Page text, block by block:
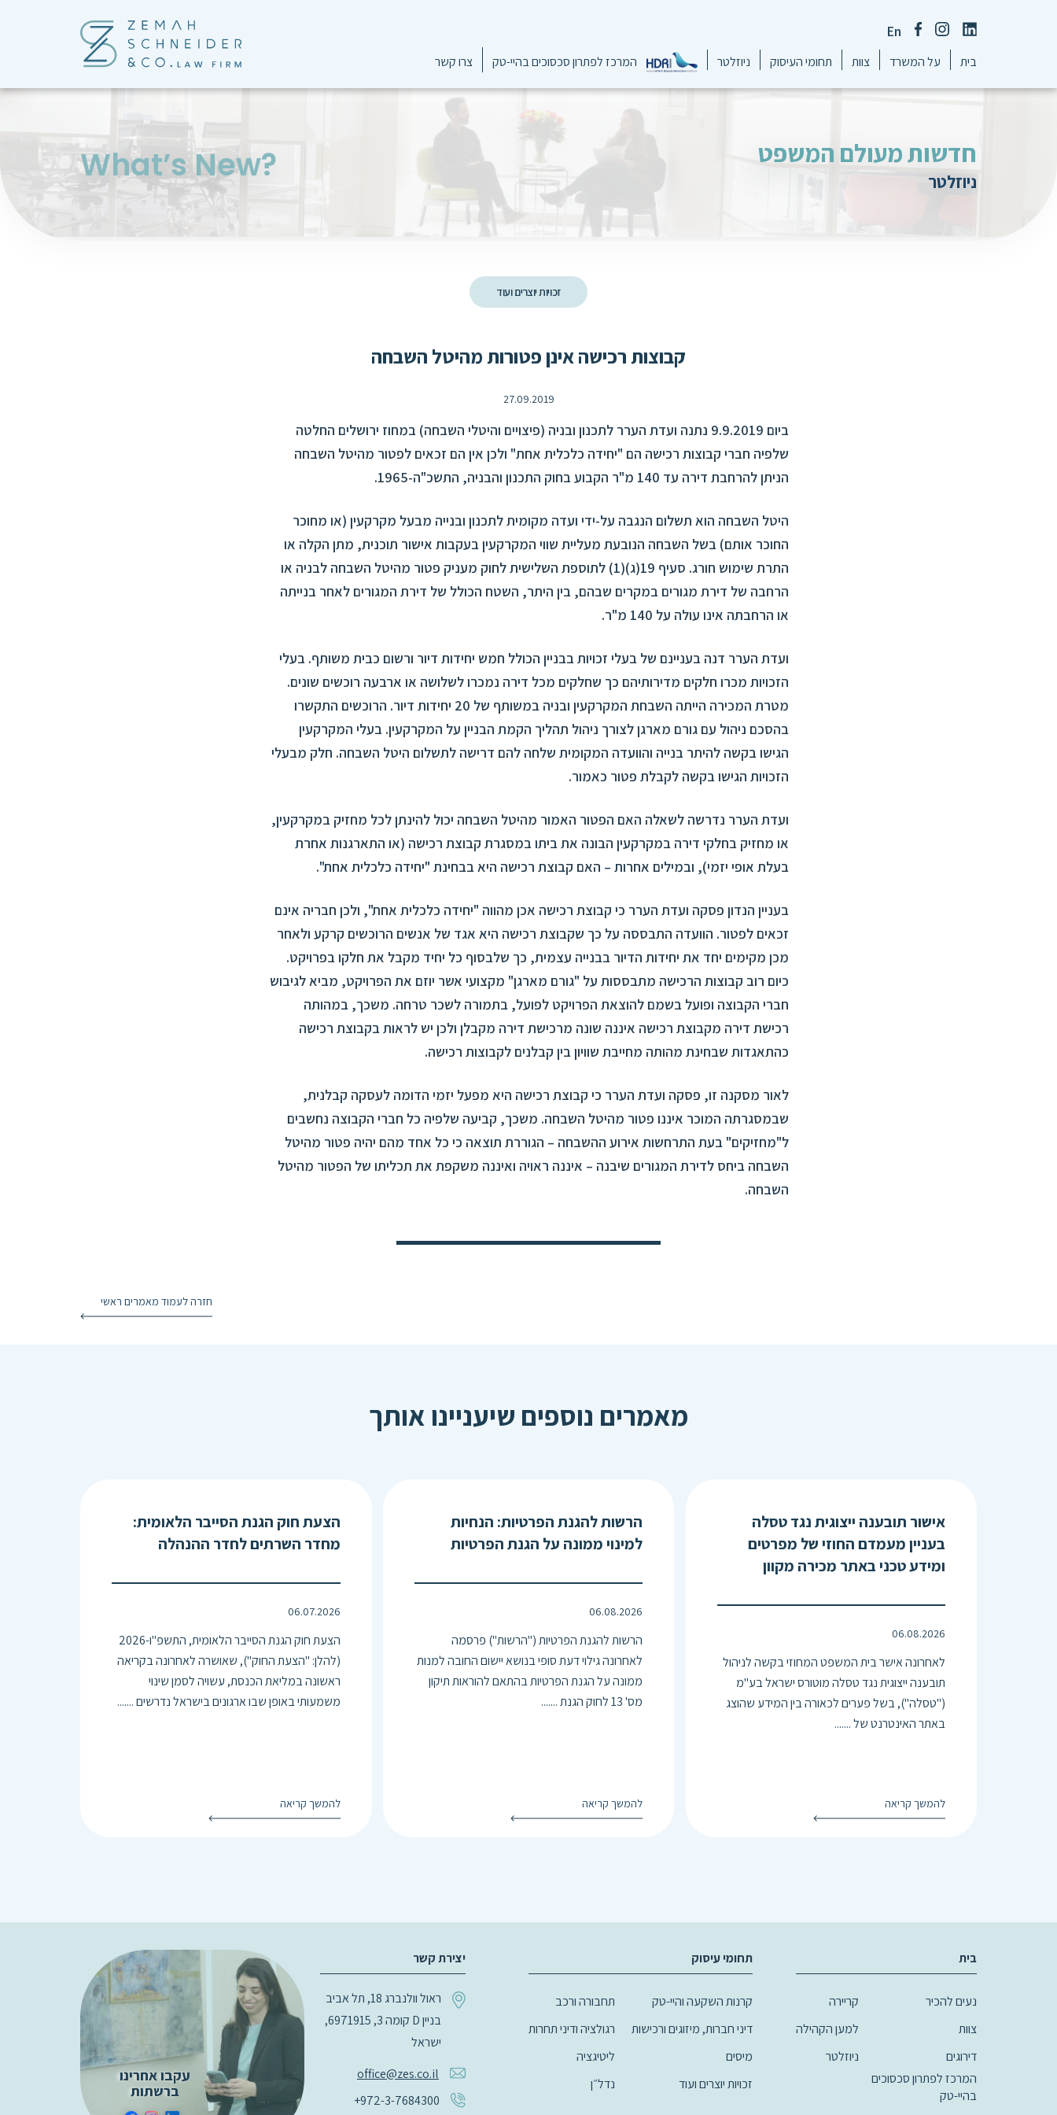
En
בית על המשרד צוות תחומי העיסוק ניוזלטר המרכז לפתרון סכסוכים בהיי-טק צרו קשר
חדשות מעולם המשפט
ניוזלטר ?What’s New
זכויות יוצרים ועוד
קבוצות רכישה אינן פטורות מהיטל השבחה
27.09.2019
ביום 9.9.2019 נתנה ועדת הערר לתכנון ובניה (פיצויים והיטלי השבחה) במחוז ירושלים החלטה
שלפיה חברי קבוצות רכישה הם "יחידה כלכלית אחת" ולכן אין הם זכאים לפטור מהיטל השבחה
הניתן להרחבת דירה עד 140 מ"ר הקבוע בחוק התכנון והבניה, התשכ"ה-1965.
היטל השבחה הוא תשלום הנגבה על-ידי ועדה מקומית לתכנון ובנייה מבעל מקרקעין (או מחוכר
החוכר אותם) בשל השבחה הנובעת מעליית שווי המקרקעין בעקבות אישור תוכנית, מתן הקלה או
התרת שימוש חורג. סעיף 19(ג)(1) לתוספת השלישית לחוק מעניק פטור מהיטל השבחה לבניה או
הרחבה של דירת מגורים במקרים שבהם, בין היתר, השטח הכולל של דירת המגורים לאחר בנייתה
או הרחבתה אינו עולה על 140 מ"ר.
ועדת הערר דנה בעניינם של בעלי זכויות בבניין הכולל חמש יחידות דיור ורשום כבית משותף. בעלי
הזכויות מכרו חלקים מדירותיהם כך שחלקים מכל דירה נמכרו לשלושה או ארבעה רוכשים שונים.
מטרת המכירה הייתה השבחת המקרקעין ובניה במשותף של 20 יחידות דיור. הרוכשים התקשרו
בהסכם ניהול עם גורם מארגן לצורך ניהול תהליך הקמת הבניין על המקרקעין. בעלי המקרקעין
הגישו בקשה להיתר בנייה והוועדה המקומית שלחה להם דרישה לתשלום היטל השבחה. חלק מבעלי
הזכויות הגישו בקשה לקבלת פטור כאמור.
ועדת הערר נדרשה לשאלה האם הפטור האמור מהיטל השבחה יכול להינתן לכל מחזיק במקרקעין,
או מחזיק בחלקי דירה במקרקעין הבונה את ביתו במסגרת קבוצת רכישה (או התארגנות אחרת
בעלת אופי יזמי), ובמילים אחרות – האם קבוצת רכישה היא בבחינת "יחידה כלכלית אחת".
בעניין הנדון פסקה ועדת הערר כי קבוצת רכישה אכן מהווה "יחידה כלכלית אחת", ולכן חבריה אינם
זכאים לפטור. הוועדה התבססה על כך שקבוצת רכישה היא אגד של אנשים הרוכשים קרקע ולאחר
מכן מקימים יחד את יחידות הדיור בבנייה עצמית, כך שלבסוף כל יחיד מקבל את חלקו בפרויקט.
כיום רוב קבוצות הרכישה מתבססות על "גורם מארגן" מקצועי אשר יוזם את הפרויקט, מביא לגיבוש
חברי הקבוצה ופועל בשמם להוצאת הפרויקט לפועל, בתמורה לשכר טרחה. משכך, במהותה
רכישת דירה מקבוצת רכישה איננה שונה מרכישת דירה מקבלן ולכן יש לראות בקבוצת רכישה
כהתאגדות שבחינת מהותה מחייבת שוויון בין קבלנים לקבוצות רכישה.
לאור מסקנה זו, פסקה ועדת הערר כי קבוצת רכישה היא מפעל יזמי הדומה לעסקה קבלנית,
שבמסגרתה המוכר איננו פטור מהיטל השבחה. משכך, קביעה שלפיה כל חברי הקבוצה נחשבים
ל"מחזיקים" בעת התרחשות אירוע ההשבחה – הגוררת תוצאה כי כל אחד מהם יהיה פטור מהיטל
השבחה ביחס לדירת המגורים שיבנה – איננה ראויה ואיננה משקפת את תכליתו של הפטור מהיטל
השבחה.
חזרה לעמוד מאמרים ראשי
מאמרים נוספים שיעניינו אותך
אישור תובענה ייצוגית נגד טסלה
בעניין מעמדם החוזי של מפרטים
ומידע טכני באתר מכירה מקוון
06.08.2026
לאחרונה אישר בית המשפט המחוזי בקשה לניהול
תובענה ייצוגית נגד טסלה מוטורס ישראל בע"מ
("טסלה"), בשל פערים לכאורה בין המידע שהוצג
באתר האינטרנט של .......
להמשך קריאה
הרשות להגנת הפרטיות: הנחיות
למינוי ממונה על הגנת הפרטיות
06.08.2026
הרשות להגנת הפרטיות ("הרשות") פרסמה
לאחרונה גילוי דעת סופי בנושא יישום החובה למנות
ממונה על הגנת הפרטיות בהתאם להוראות תיקון
מס' 13 לחוק הגנת .......
להמשך קריאה
הצעת חוק הגנת הסייבר הלאומית:
מחדר השרתים לחדר ההנהלה
06.07.2026
הצעת חוק הגנת הסייבר הלאומית, התשפ"ו-2026
(להלן: "הצעת החוק"), שאושרה לאחרונה בקריאה
ראשונה במליאת הכנסת, עשויה לסמן שינוי
משמעותי באופן שבו ארגונים בישראל נדרשים .......
להמשך קריאה
בית
נעים להכיר
צוות
דירוגים
קריירה
למען הקהילה
ניוזלטר
המרכז לפתרון סכסוכים
בהיי-טק
תחומי עיסוק
קרנות השקעה והיי-טק
דיני חברות, מיזוגים ורכישות
מיסים
זכויות יוצרים ועוד
תחבורה ורכב
רגולציה ודיני תחרות
ליטיגציה
נדל״ן
יצירת קשר
ראול וולנברג 18, תל אביב
בניין D קומה 3, 6971915,
ישראל
office@zes.co.il
+972-3-7684300
עקבו אחרינו
ברשתות